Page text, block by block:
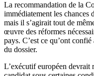
La recommandation de la
immédiatement les chances
mais il s’agirait tout de
œuvre des réformes
pays. C’est ce qu’ont
du dossier.
L’exécutif européen devrait